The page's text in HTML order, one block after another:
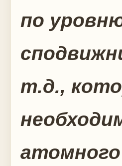
по
т.д.,
атомного